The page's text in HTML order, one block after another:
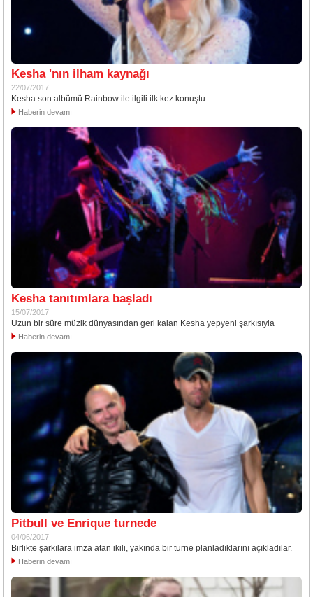
Kesha 'nın ilham kaynağı
22/07/2017
Kesha son albümü Rainbow ile ilgili ilk kez konuştu.
Haberin devamı
Kesha tanıtımlara başladı
15/07/2017
Uzun bir süre müzik dünyasından geri kalan Kesha yepyeni şarkısıyla
Haberin devamı
Pitbull ve Enrique turnede
04/06/2017
Birlikte şarkılara imza atan ikili, yakında bir turne planladıklarını açıkladılar.
Haberin devamı